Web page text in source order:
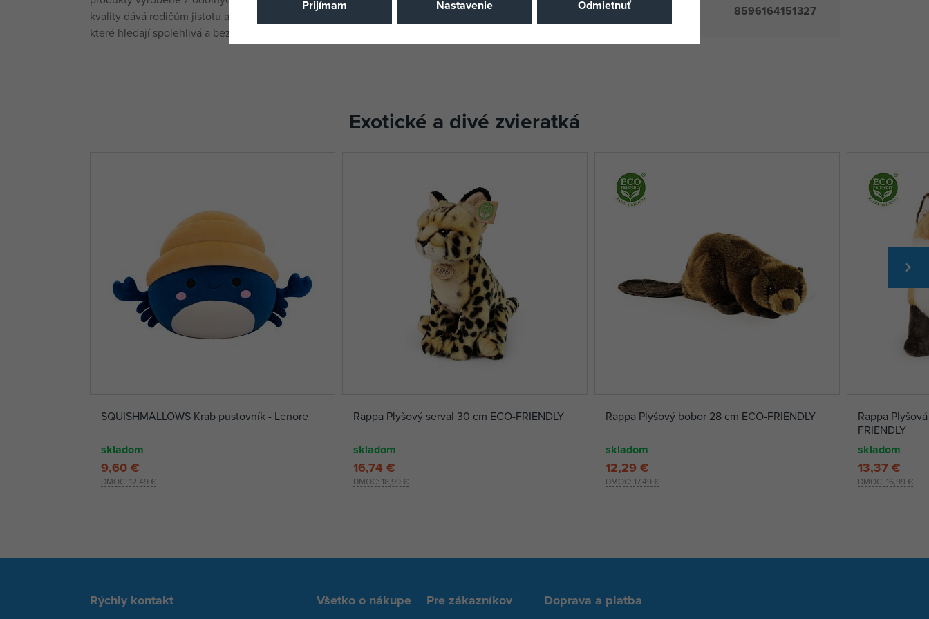
kvality dává rodičům jistotu a pohodlí při užívání. Ideální volba pro rodiny,
které hledají spolehlivá a bezpečná řešení pro nejmenší.
EAN 8596164151327
Exotické a divé zvieratká
SQUISHMALLOWS Krab pustovník - Lenore
skladom
DMOC: 12,49 €
9,60 €
Rappa Plyšový serval 30 cm ECO-FRIENDLY
skladom
DMOC: 18,99 €
16,74 €
Rappa Plyšový bobor 28 cm ECO-FRIENDLY
skladom
DMOC: 17,49 €
12,29 €
Rappa
FRIENDLY
skladom
DMOC: 16,99 €
13,37 €
Rýchly kontakt Všetko o nákupe Pre zákazníkov Doprava a platba
Prijímam Nastavenie Odmietnuť